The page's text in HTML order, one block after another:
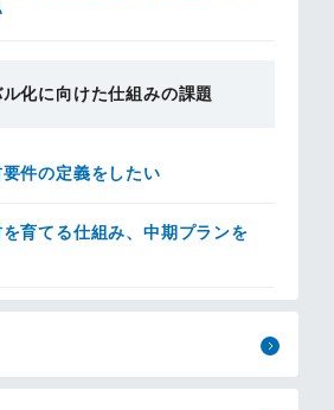
化に向けた仕組みの課題
件の定義をしたい
育てる仕組み、中期プランを